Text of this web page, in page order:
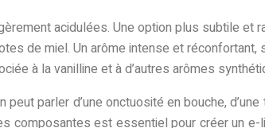
acidulées. Une option plus subtile
de miel. Un arôme intense et
à la vanilline et à d’autres arômes
parler d’une onctuosité en bouche,
composantes est essentiel pour créer un